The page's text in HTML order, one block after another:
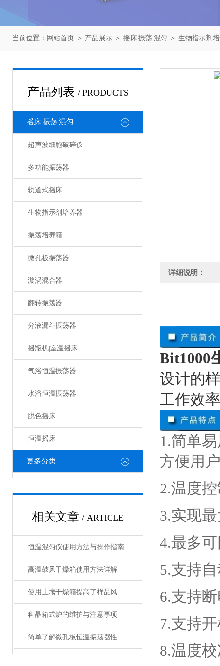
当前位置： 网站首页 ＞ 产品展示 ＞ 摇床|振荡|混匀 ＞ 生物指示剂
产品列表 / PRODUCTS
摇床|振荡|混匀
超声波细胞破碎仪
多功能振荡器
轨道式摇床
生物指示剂培养器
振荡培养箱
微孔板振荡器
漩涡混合器
翻转振荡器
分液漏斗振荡器
摇瓶机|室温摇床
气浴恒温振荡器
水浴恒温振荡器
脱色摇床
恒温摇床
更多分类
相关文章 / ARTICLE
恒温混匀仪使用方法与操作指南
高温鼓风干燥箱使用方法详解
使用土壤干燥箱提高了样品风干效率
科晶箱式炉的维护与注意事项
简单了解微孔板恒温振荡器性能优势
详细说明：
Bit1000
设计的
工作效
1.简单
方便用
2.温度
3.实现
4.最多
5.支持
6.支持
7.支持
8.温度